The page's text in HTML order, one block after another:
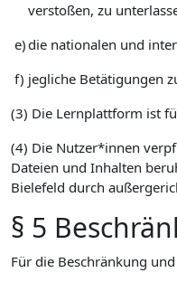
verstoßen, zu
e)die nationalen und
f) jegliche Betätigungen
(3) Die Lernplattform ist
(4) Die Nutzer*innen
Dateien und Inhalten
Bielefeld durch
§ 5
Für die Beschränkung